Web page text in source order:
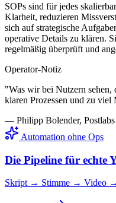
SOPs sind für jedes
Klarheit, reduzieren
sich auf strategische
operative Details zu klären.
regelmäßig überprüft und
Operator-Notiz
"Was wir bei Nutzern sehen,
klaren Prozessen und zu
— Philipp Bolender, Postlabs
Automation ohne Ops
Die Pipeline für echte
Skript → Stimme → Video →